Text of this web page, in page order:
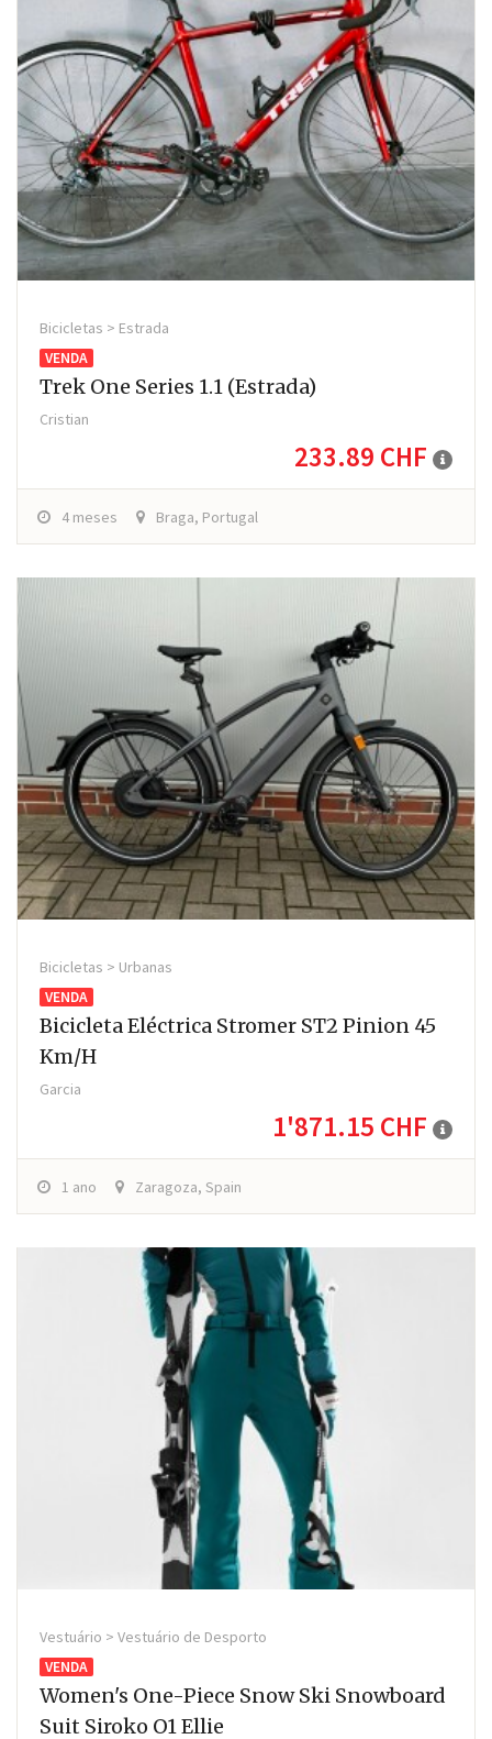
Bicicletas > Estrada
VENDA
Trek One Series 1.1 (estrada)
Cristian
233.89 CHF
4 meses Braga, Portugal
Bicicletas > Urbanas
VENDA
Bicicleta Eléctrica Stromer ST2 Pinion 45
Km/h
Garcia
1'871.15 CHF
1 ano Zaragoza, Spain
Vestuário > Vestuário de Desporto
VENDA
Women's One-Piece Snow Ski Snowboard
Suit Siroko O1 Ellie